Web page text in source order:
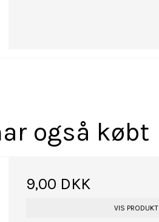
også købt
9,00 DKK
VIS PRODUKT